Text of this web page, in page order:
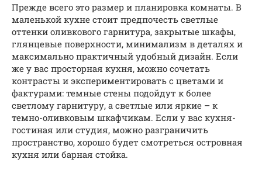
Прежде всего это размер и планировка комнаты. В
маленькой кухне стоит предпочесть светлые
оттенки оливкового гарнитура, закрытые шкафы,
глянцевые поверхности, минимализм в деталях и
максимально практичный удобный дизайн. Если
же у вас просторная кухня, можно сочетать
контрасты и экспериментировать с цветами и
фактурами: темные стены подойдут к более
светлому гарнитуру, а светлые или яркие – к
темно-оливковым шкафчикам. Если у вас кухня-
гостиная или студия, можно разграничить
пространство, хорошо будет смотреться островная
кухня или барная стойка.